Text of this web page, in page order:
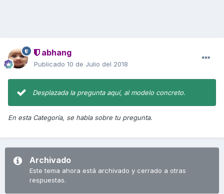
abhang
Publicado 10 de Julio del 2018
Desplazada la pregunta aquí, al modelo concreto.
En esta Categoría, se habla sobre tu pregunta.
Archivado
Este tema ahora está archivado y cerrado a otras
respuestas.